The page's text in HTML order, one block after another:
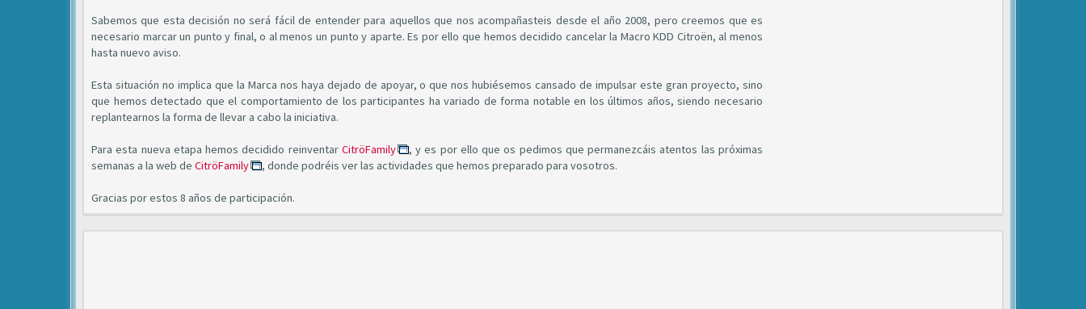
Sabemos que esta decisión no será fácil de entender para aquellos que nos acompañasteis desde el año 2008, pero creemos que es
necesario marcar un punto y final, o al menos un punto y aparte. Es por ello que hemos decidido cancelar la Macro KDD Citroën, al menos
hasta nuevo aviso.
Esta situación no implica que la Marca nos haya dejado de apoyar, o que nos hubiésemos cansado de impulsar este gran proyecto, sino
que hemos detectado que el comportamiento de los participantes ha variado de forma notable en los últimos años, siendo necesario
replantearnos la forma de llevar a cabo la iniciativa.
Para esta nueva etapa hemos decidido reinventar CitröFamily
, y es por ello que os pedimos que permanezcáis atentos las próximas
semanas a la web de CitröFamily , donde podréis ver las actividades que hemos preparado para vosotros.
Gracias por estos 8 años de participación.